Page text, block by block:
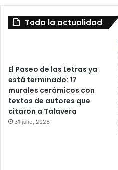
Toda la actualidad
El Paseo de las Letras ya
está terminado: 17
murales cerámicos con
textos de autores que
citaron a Talavera
31 julio, 2026